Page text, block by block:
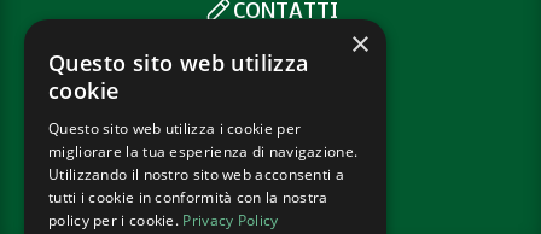
CONTATTI
SOCIAL
PRIVACY POLICY
COOKIE POLICY
×
Questo sito web utilizza
cookie
Questo sito web utilizza i cookie per
migliorare la tua esperienza di navigazione.
Utilizzando il nostro sito web acconsenti a
tutti i cookie in conformità con la nostra
policy per i cookie. Privacy Policy